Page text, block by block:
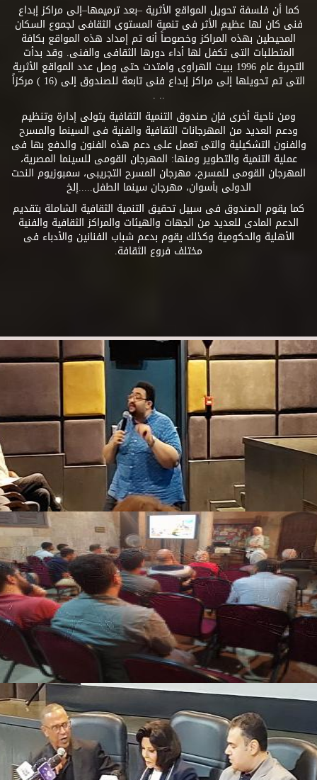
كما أن فلسفة تحويل المواقع الأثرية –بعد ترميمها–إلى مراكز إبداع
فنى كان لها عظيم الأثر فى تنمية المستوى الثقافى لجموع السكان
المحيطين بهذه المراكز وخصوصاً أنه تم إمداد هذه المواقع بكافة
المتطلبات التى تكفل لها أداء دورها الثقافى والفنى. وقد بدأت
التجربة عام 1996 ببيت الهراوى وامتدت حتى وصل عدد المواقع الأثرية
التى تم تحويلها إلى مراكز إبداع فنى تابعة للصندوق إلى (16 ) مركزاً
.. .
ومن ناحية أخرى فإن صندوق التنمية الثقافية يتولى إدارة وتنظيم
ودعم العديد من المهرجانات الثقافية والفنية فى السينما والمسرح
والفنون التشكيلية والتى تعمل على دعم هذه الفنون والدفع بها فى
عملية التنمية والتطوير ومنها: المهرجان القومى للسينما المصرية،
المهرجان القومى للمسرح، مهرجان المسرح التجريبى، سمبوزيوم النحت
الدولى بأسوان، مهرجان سينما الطفل.....إلخ
كما يقوم الصندوق فى سبيل تحقيق التنمية الثقافية الشاملة بتقديم
الدعم المادى للعديد من الجهات والهيئات والمراكز الثقافية والفنية
الأهلية والحكومية وكذلك يقوم بدعم شباب الفنانين والأدباء فى
مختلف فروع الثقافة.